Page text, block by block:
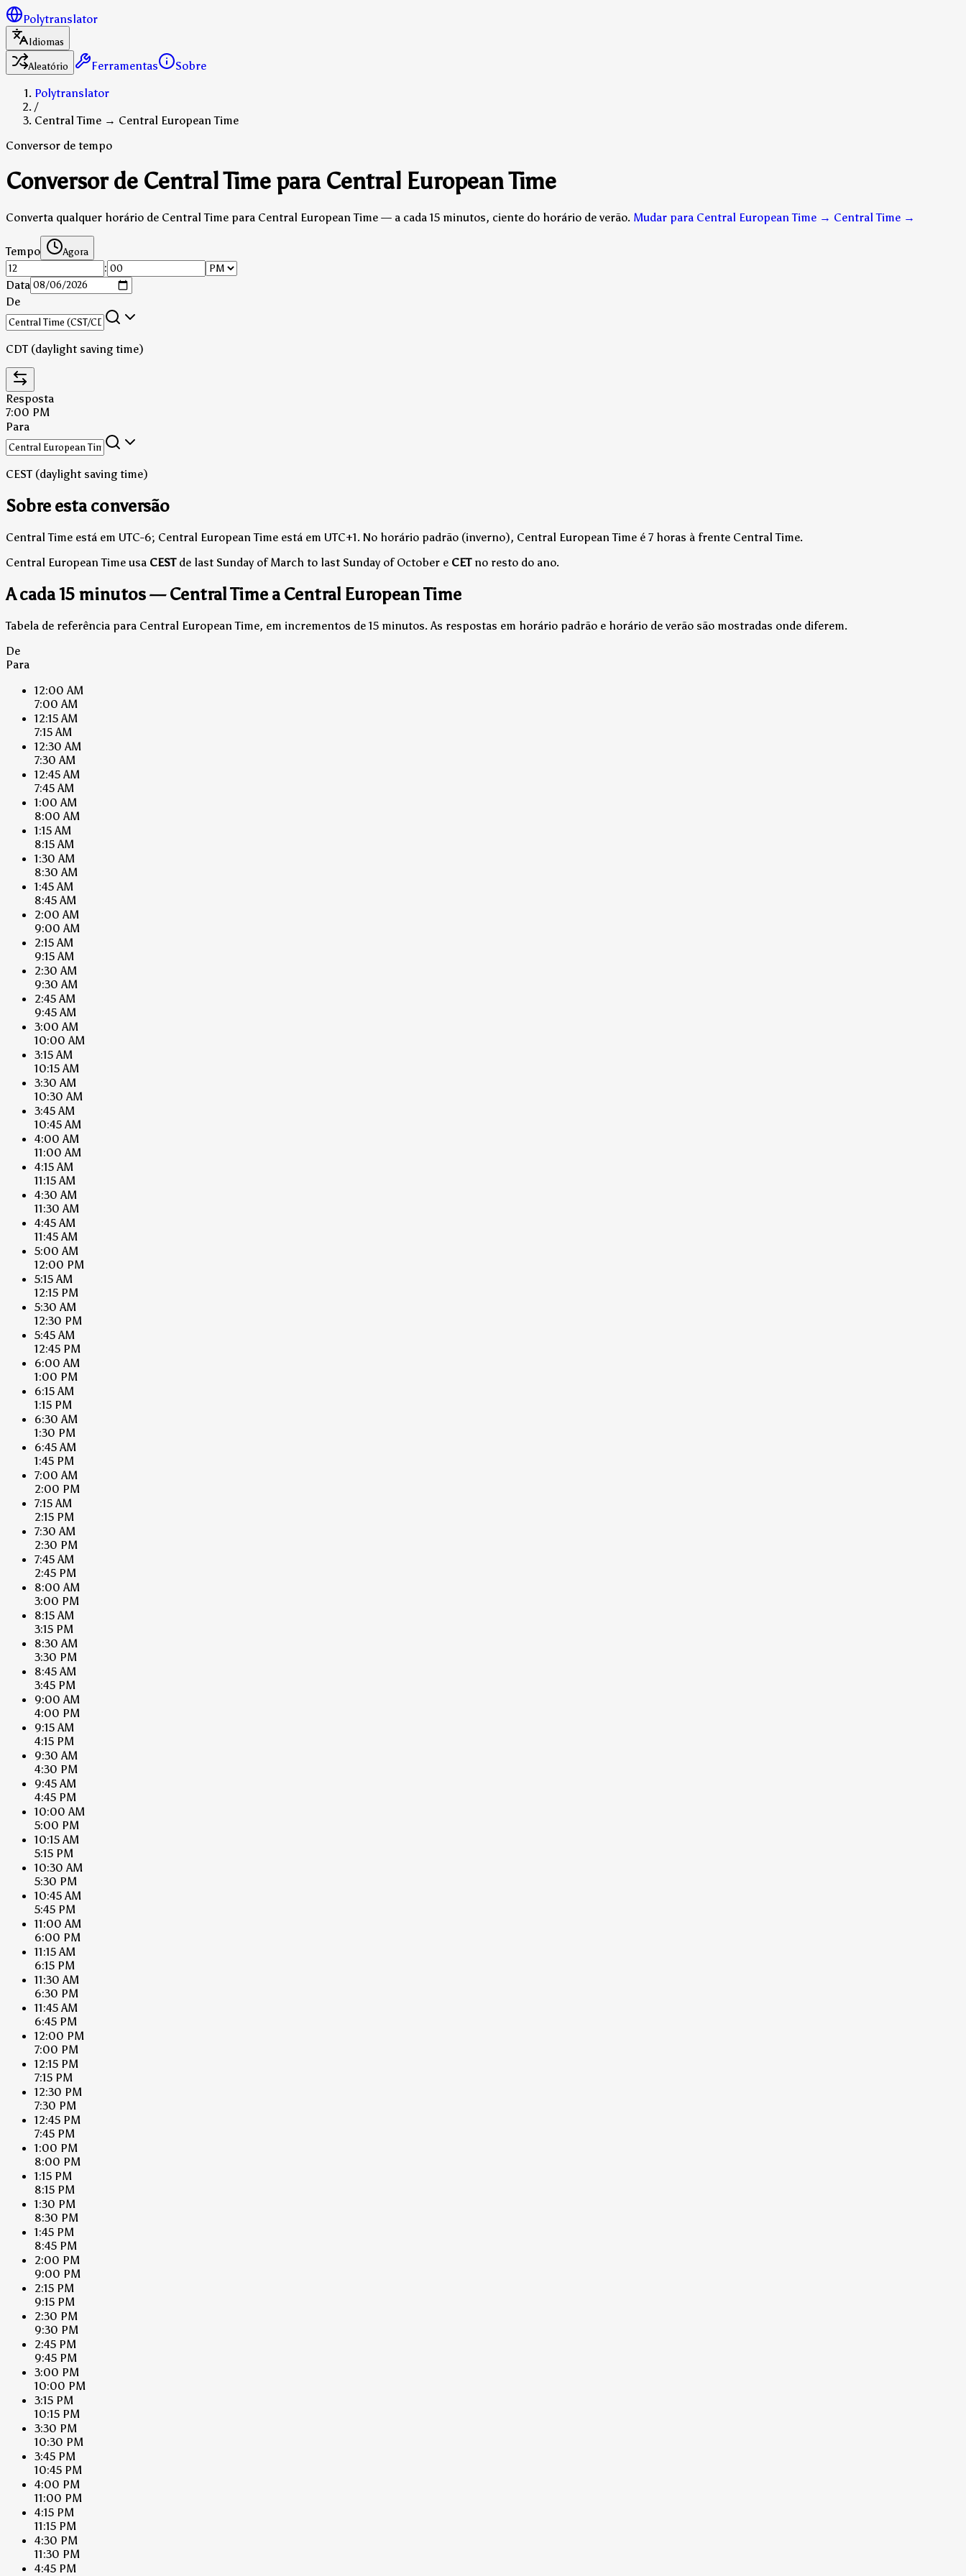
Polytranslator
Idiomas
Aleatório
Ferramentas
Sobre
Polytranslator
/
Central Time → Central European Time
Conversor de tempo
Conversor de Central Time para Central European Time
Converta qualquer horário de Central Time para Central European Time — a cada 15 minutos, ciente do horário de verão. Mudar para Central European Time → Central Time →
Tempo Agora
:
Data
De
CDT (daylight saving time)
Resposta
7:00 PM
Para
CEST (daylight saving time)
Sobre esta conversão
Central Time está em UTC-6; Central European Time está em UTC+1. No horário padrão (inverno), Central European Time é 7 horas à frente Central Time.
Central European Time usa CESTde last Sunday of March to last Sunday of October e CETno resto do ano.
A cada 15 minutos — Central Time a Central European Time
Tabela de referência para Central European Time, em incrementos de 15 minutos. As respostas em horário padrão e horário de verão são mostradas onde diferem.
De
Para
12:00 AM
7:00 AM
12:15 AM
7:15 AM
12:30 AM
7:30 AM
12:45 AM
7:45 AM
1:00 AM
8:00 AM
1:15 AM
8:15 AM
1:30 AM
8:30 AM
1:45 AM
8:45 AM
2:00 AM
9:00 AM
2:15 AM
9:15 AM
2:30 AM
9:30 AM
2:45 AM
9:45 AM
3:00 AM
10:00 AM
3:15 AM
10:15 AM
3:30 AM
10:30 AM
3:45 AM
10:45 AM
4:00 AM
11:00 AM
4:15 AM
11:15 AM
4:30 AM
11:30 AM
4:45 AM
11:45 AM
5:00 AM
12:00 PM
5:15 AM
12:15 PM
5:30 AM
12:30 PM
5:45 AM
12:45 PM
6:00 AM
1:00 PM
6:15 AM
1:15 PM
6:30 AM
1:30 PM
6:45 AM
1:45 PM
7:00 AM
2:00 PM
7:15 AM
2:15 PM
7:30 AM
2:30 PM
7:45 AM
2:45 PM
8:00 AM
3:00 PM
8:15 AM
3:15 PM
8:30 AM
3:30 PM
8:45 AM
3:45 PM
9:00 AM
4:00 PM
9:15 AM
4:15 PM
9:30 AM
4:30 PM
9:45 AM
4:45 PM
10:00 AM
5:00 PM
10:15 AM
5:15 PM
10:30 AM
5:30 PM
10:45 AM
5:45 PM
11:00 AM
6:00 PM
11:15 AM
6:15 PM
11:30 AM
6:30 PM
11:45 AM
6:45 PM
12:00 PM
7:00 PM
12:15 PM
7:15 PM
12:30 PM
7:30 PM
12:45 PM
7:45 PM
1:00 PM
8:00 PM
1:15 PM
8:15 PM
1:30 PM
8:30 PM
1:45 PM
8:45 PM
2:00 PM
9:00 PM
2:15 PM
9:15 PM
2:30 PM
9:30 PM
2:45 PM
9:45 PM
3:00 PM
10:00 PM
3:15 PM
10:15 PM
3:30 PM
10:30 PM
3:45 PM
10:45 PM
4:00 PM
11:00 PM
4:15 PM
11:15 PM
4:30 PM
11:30 PM
4:45 PM